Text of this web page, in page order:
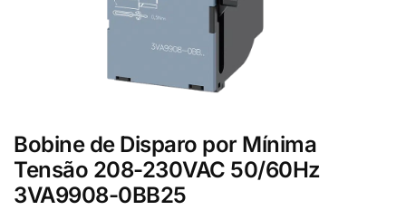
Bobine de Disparo por Mínima
Tensão 208-230VAC 50/60Hz
3VA9908-0BB25